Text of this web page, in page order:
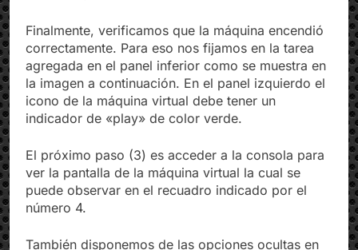
Finalmente, verificamos que la máquina encendió
correctamente. Para eso nos fijamos en la tarea
agregada en el panel inferior como se muestra en
la imagen a continuación. En el panel izquierdo el
icono de la máquina virtual debe tener un
El próximo paso (3) es acceder a la consola para
ver la pantalla de la máquina virtual la cual se
puede observar en el recuadro indicado por el